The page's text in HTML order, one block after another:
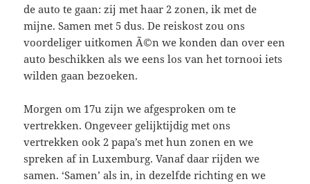
de auto te gaan: zij met haar 2 zonen, ik met de
mijne. Samen met 5 dus. De reiskost zou ons
voordeliger uitkomen Ã©n we konden dan over een
auto beschikken als we eens los van het tornooi iets
wilden gaan bezoeken.
Morgen om 17u zijn we afgesproken om te
vertrekken. Ongeveer gelijktijdig met ons
vertrekken ook 2 papa’s met hun zonen en we
spreken af in Luxemburg. Vanaf daar rijden we
samen. ‘Samen’ als in, in dezelfde richting en we